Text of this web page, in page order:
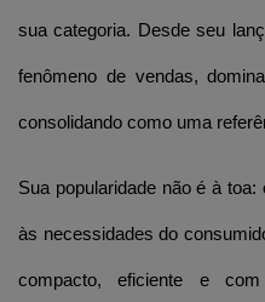
sua categoria. Desde seu
fenômeno de vendas,
consolidando como uma
Sua popularidade não é à
às necessidades do
compacto, eficiente e